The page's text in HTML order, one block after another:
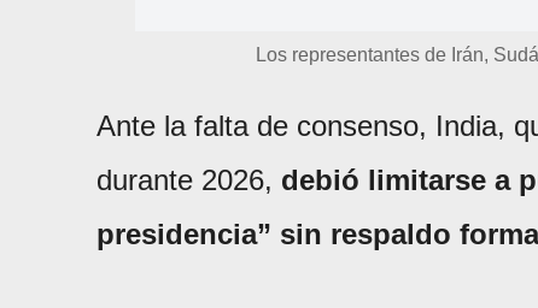
Los representantes de Irán,
Ante la falta de consenso, India,
durante 2026, debió limitarse a
presidencia” sin respaldo